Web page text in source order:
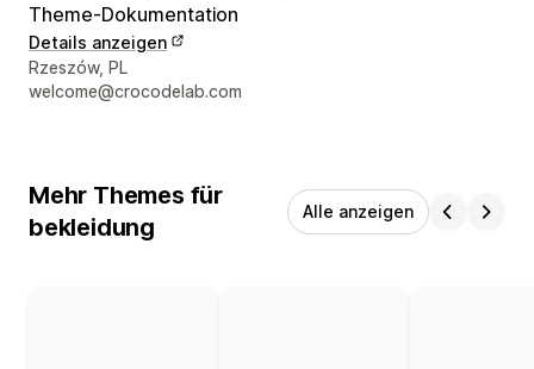
Theme-Dokumentation
Details anzeigen
Designer-Kontaktdaten
Rzeszów, PL
welcome@crocodelab.com
Mehr Themes für
bekleidung
Alle anzeigen